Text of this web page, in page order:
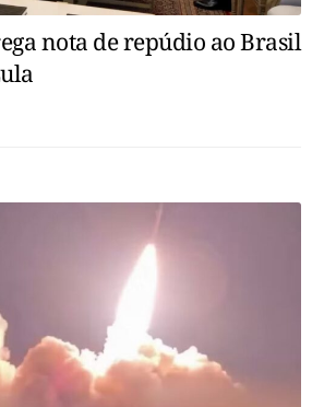
nota de repúdio ao Brasil